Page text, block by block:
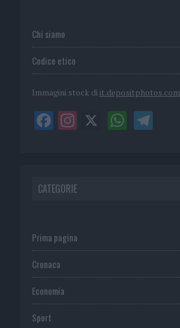
Chi siamo
Codice etico
Immagini stock di it.depositphotos.com
CATEGORIE
Prima pagina
Cronaca
Economia
Sport